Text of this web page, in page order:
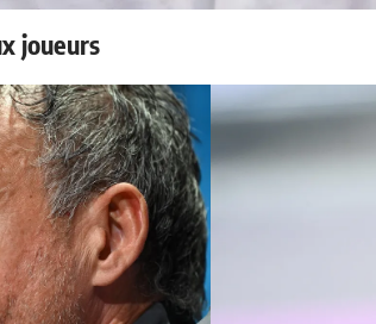
joueurs